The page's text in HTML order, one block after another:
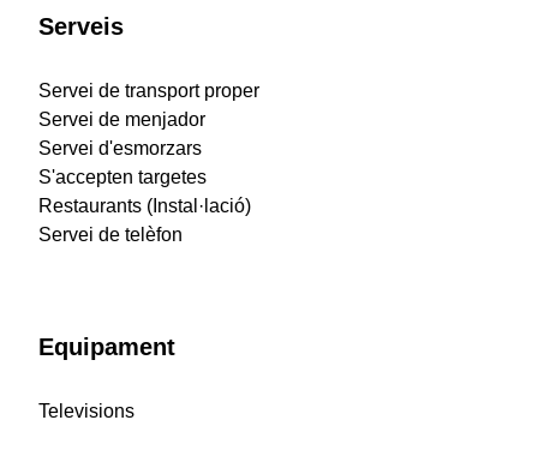
Serveis
Servei de transport proper
Servei de menjador
Servei d'esmorzars
S'accepten targetes
Restaurants (Instal·lació)
Servei de telèfon
Equipament
Televisions